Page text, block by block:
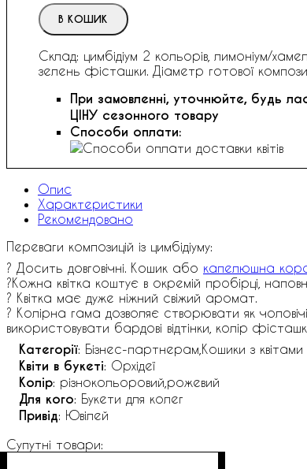
В КОШИК
Склад: цимбідіум 2 кольорів, лимоніум/
зелень фісташки. Діаметр готової
При замовленні, уточнюйте, будь
ЦІНУ сезонного товару
Способи оплати:
Опис
Характеристики
Рекомендовано
Переваги композицій із цимбідіуму:
? Досить довговічні. Кошик або капелюшна
?Кожна квітка коштує в окремій пробірці,
? Квітка має дуже ніжний свіжий аромат.
? Колірна гама дозволяє створювати як чоловічі,
використовувати бардові відтінки, колір
Категорії: Бізнес-партнерам,Кошики з квітами
Квіти в букеті: Орхідеї
Колір: різнокольоровий,рожевий
Для кого: Букети для колег
Привід: Ювілей
Супутні товари: